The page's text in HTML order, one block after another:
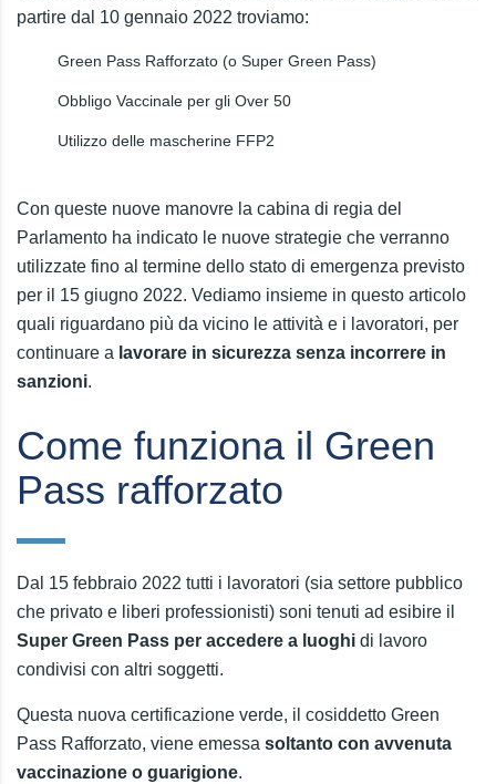
partire dal 10 gennaio 2022 troviamo:
Green Pass Rafforzato (o Super Green Pass)
Obbligo Vaccinale per gli Over 50
Utilizzo delle mascherine FFP2
Con queste nuove manovre la cabina di regia del
Parlamento ha indicato le nuove strategie che verranno
utilizzate fino al termine dello stato di emergenza previsto
per il 15 giugno 2022. Vediamo insieme in questo articolo
quali riguardano più da vicino le attività e i lavoratori, per
continuare a lavorare in sicurezza senza incorrere in
sanzioni.
Come funziona il Green
Pass rafforzato
Dal 15 febbraio 2022 tutti i lavoratori (sia settore pubblico
che privato e liberi professionisti) soni tenuti ad esibire il
Super Green Pass per accedere a luoghi di lavoro
condivisi con altri soggetti.
Questa nuova certificazione verde, il cosiddetto Green
Pass Rafforzato, viene emessa soltanto con avvenuta
vaccinazione o guarigione.